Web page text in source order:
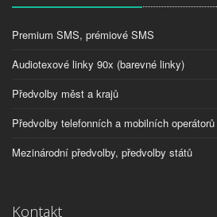
Premium SMS, prémiové SMS
Audiotexové linky 90x (barevné linky)
Předvolby měst a krajů
Předvolby telefonních a mobilních operátorů
Mezinárodní předvolby, předvolby států
Kontakt